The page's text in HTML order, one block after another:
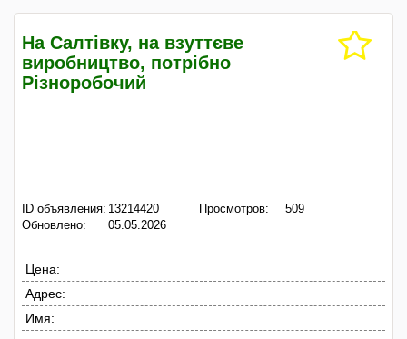
На Салтівку, на взуттєве
виробництво, потрібно
Різноробочий
ID объявления: 13214420
Обновлено:
05.05.2026
Просмотров: 509
Цена:
Адрес:
Имя: